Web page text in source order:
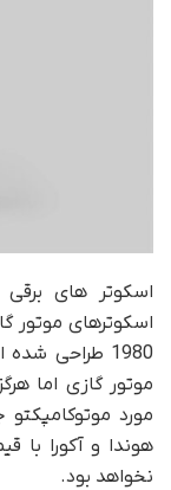
اسکوتر های
1980 طراحی
موتور گازی اما
مورد
نخواهد بود.